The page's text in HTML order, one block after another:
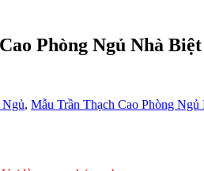
Phòng Ngủ Nhà
Ngủ, Mẫu Trần Thạch Cao Phòng